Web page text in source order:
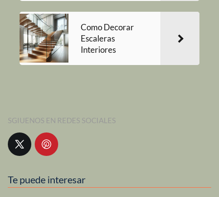
Como Decorar
Escaleras
Interiores
SGIUENOS EN REDES SOCIALES
Te puede interesar